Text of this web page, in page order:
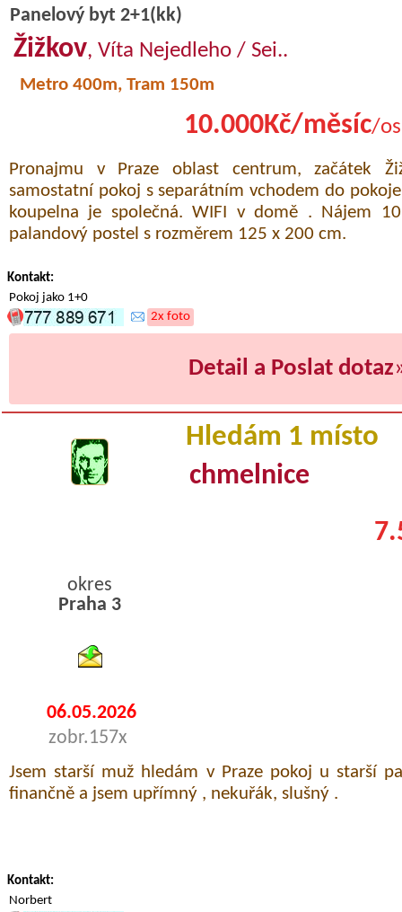
Panelový byt 2+1(kk)
Žižkov, Víta Nejedleho / Sei..
Metro 400m, Tram 150m
10.000Kč/měsíc/
Pronajmu v Praze oblast centrum, začátek
samostatní pokoj s separátním vchodem do
koupelna je společná. WIFI v domě . Nájem
palandový postel s rozměrem 125 x 200 cm.
Kontakt:
Pokoj jako 1+0
2x foto
Detail a Poslat dotaz
Hledám 1 místo
chmelnice
okres
Praha 3
06.05.2026
zobr.157x
Jsem starší muž hledám v Praze pokoj u starší
finančně a jsem upřímný , nekuřák, slušný .
Kontakt:
Norbert